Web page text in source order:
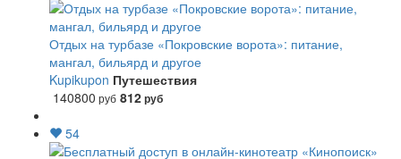
Отдых на турбазе «Покровские ворота»: питание,
мангал, бильярд и другое
Kupikupon Путешествия
140800 руб 812руб
54